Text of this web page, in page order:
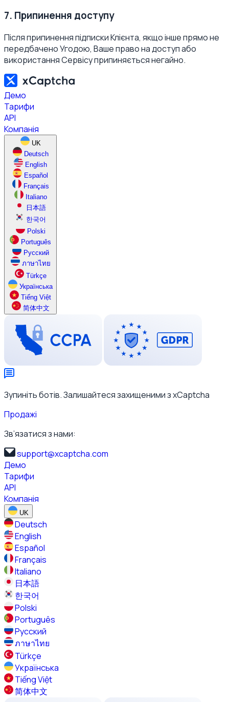
7. Припинення доступу
Після припинення підписки Клієнта, якщо інше прямо не
передбачено Угодою, Ваше право на доступ або
використання Сервісу припиняється негайно.
Демо
Тарифи
API
Компанія
UK
Deutsch
English
Español
Français
Italiano
日本語
한국어
Polski
Português
Русский
ภาษาไทย
Türkçe
Українська
Tiếng Việt
简体中文
Зупиніть ботів. Залишайтеся захищеними з xCaptcha
Продажі
Зв’язатися з нами:
support@xcaptcha.com
Демо
Тарифи
API
Компанія
UK
Deutsch
English
Español
Français
Italiano
日本語
한국어
Polski
Português
Русский
ภาษาไทย
Türkçe
Українська
Tiếng Việt
简体中文